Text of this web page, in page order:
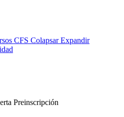
CFS ColapsarExpandir
Preinscripción